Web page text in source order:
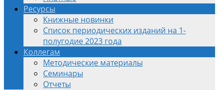
Ресурсы
Книжные новинки
Список периодических изданий на 1-
полугодие 2023 года
Коллегам
Методические материалы
Семинары
Отчеты